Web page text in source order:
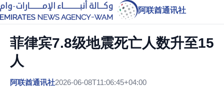
阿联酋通讯社
菲律宾7.8级地震死亡人数升至15
人
阿联酋通讯社2026-06-08T11:06:45+04:00